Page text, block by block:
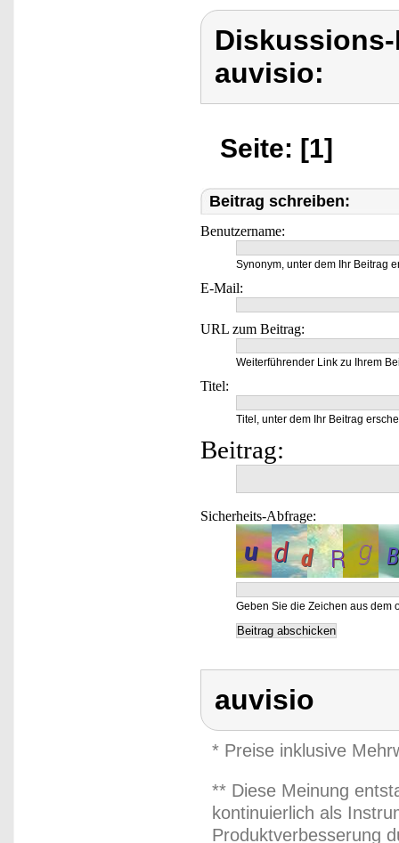
auvisio:
Seite: [1]
Beitrag schreiben:
Benutzername:
Synonym, unter dem Ihr Beitrag
E-Mail:
URL zum Beitrag:
Weiterführender Link zu Ihrem
Titel:
Titel, unter dem Ihr Beitrag
Beitrag:
Sicherheits-Abfrage:
Geben Sie die Zeichen aus dem
auvisio
* Preise inklusive
** Diese Meinung
kontinuierlich als
Produktverbesserung